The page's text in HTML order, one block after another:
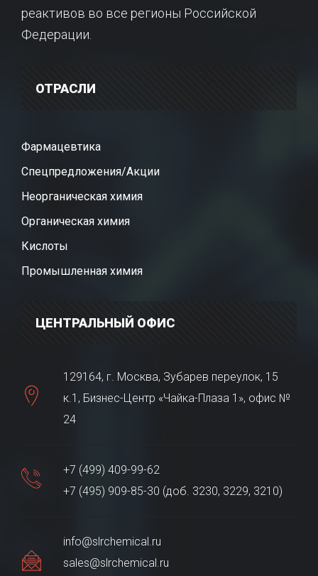
реактивов во все регионы Российской
Федерации.
ОТРАСЛИ
Фармацевтика
Спецпредложения/Акции
Неорганическая химия
Органическая химия
Кислоты
Промышленная химия
ЦЕНТРАЛЬНЫЙ ОФИС
129164, г. Москва, Зубарев переулок, 15
к.1, Бизнес-Центр «Чайка-Плаза 1», офис №
24
+7 (499) 409-99-62
+7 (495) 909-85-30 (доб. 3230, 3229, 3210)
info@slrchemical.ru
sales@slrchemical.ru